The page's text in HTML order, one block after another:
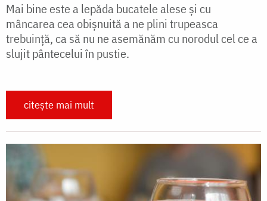
Mai bine este a lepăda bucatele alese și cu
mâncarea cea obișnuită a ne plini trupeasca
trebuință, ca să nu ne asemănăm cu norodul cel ce a
slujit pântecelui în pustie.
citește mai mult